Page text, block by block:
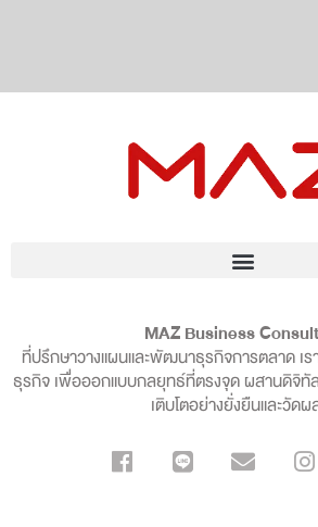
MAZ Business
ที่ปรึกษาวางแผนและพัฒนาธุรกิจการตลาด เร
ธุรกิจ เพื่อออกแบบกลยุทธ์ที่ตรงจุด ผสานดิจิทัล
เติบโตอย่างยั่งยืนและวัดผ